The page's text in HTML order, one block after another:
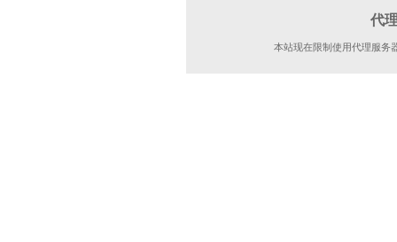
代
本站现在限制使用代理服务